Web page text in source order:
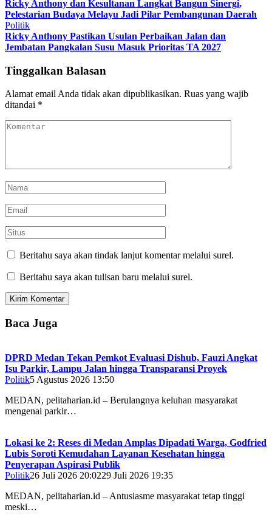
Ricky Anthony dan Kesultanan Langkat Bangun Sinergi,
Pelestarian Budaya Melayu Jadi Pilar Pembangunan Daerah
Politik
Ricky Anthony Pastikan Usulan Perbaikan Jalan dan
Jembatan Pangkalan Susu Masuk Prioritas TA 2027
Tinggalkan Balasan
Alamat email Anda tidak akan dipublikasikan. Ruas yang wajib
ditandai *
Beritahu saya akan tindak lanjut komentar melalui surel.
Beritahu saya akan tulisan baru melalui surel.
Baca Juga
DPRD Medan Tekan Pemkot Evaluasi Dishub, Fauzi Angkat
Isu Parkir, Lampu Jalan hingga Transparansi Proyek
Politik5 Agustus 2026 13:50
MEDAN, pelitaharian.id – Berulangnya keluhan masyarakat
mengenai parkir…
Lokasi ke 2: Reses di Medan Amplas Dipadati Warga, Godfried
Lubis Soroti Kemudahan Layanan Kesehatan hingga
Penyerapan Aspirasi Publik
Politik26 Juli 2026 20:0229 Juli 2026 19:35
MEDAN, pelitaharian.id – Antusiasme masyarakat tetap tinggi
meski…